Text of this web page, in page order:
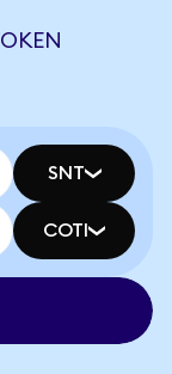
SNT
COTI